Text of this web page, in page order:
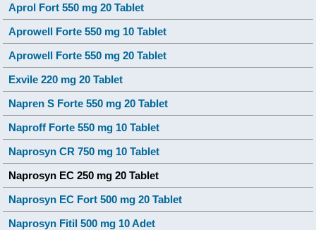
Aprol Fort 550 mg 20 Tablet
Aprowell Forte 550 mg 10 Tablet
Aprowell Forte 550 mg 20 Tablet
Exvile 220 mg 20 Tablet
Napren S Forte 550 mg 20 Tablet
Naproff Forte 550 mg 10 Tablet
Naprosyn CR 750 mg 10 Tablet
Naprosyn EC 250 mg 20 Tablet
Naprosyn EC Fort 500 mg 20 Tablet
Naprosyn Fitil 500 mg 10 Adet